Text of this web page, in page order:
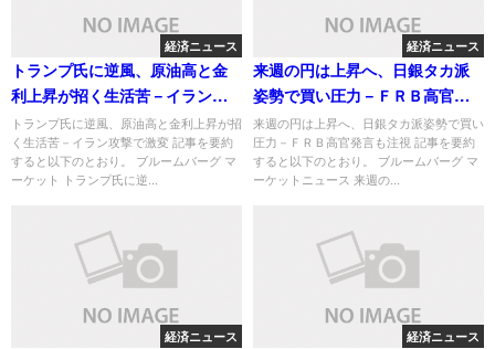
経済ニュース
トランプ氏に逆風、原油高と金
利上昇が招く生活苦－イラン攻
撃で激変
トランプ氏に逆風、原油高と金利上昇が招
く生活苦－イラン攻撃で激変 記事を要約
すると以下のとおり。 ブルームバーグ マ
ーケット トランプ氏に逆...
経済ニュース
来週の円は上昇へ、日銀タカ派
姿勢で買い圧力－ＦＲＢ高官発
言も注視
来週の円は上昇へ、日銀タカ派姿勢で買い
圧力－ＦＲＢ高官発言も注視 記事を要約
すると以下のとおり。 ブルームバーグ マ
ーケットニュース 来週の...
経済ニュース 経済ニュース